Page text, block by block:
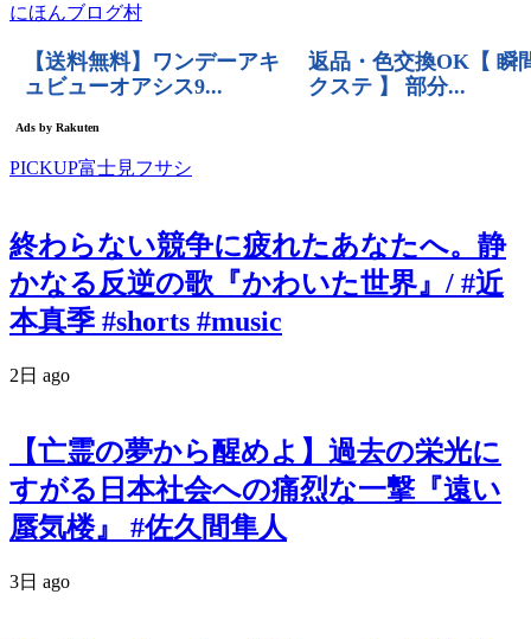
にほんブログ村
PICKUP富士見フサシ
終わらない競争に疲れたあなたへ。静
かなる反逆の歌『かわいた世界』/ #近
本真季 #shorts #music
2日 ago
【亡霊の夢から醒めよ】過去の栄光に
すがる日本社会への痛烈な一撃『遠い
蜃気楼』 #佐久間隼人
3日 ago